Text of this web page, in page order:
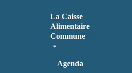
La Caisse
Alimentaire
Commune
Agenda